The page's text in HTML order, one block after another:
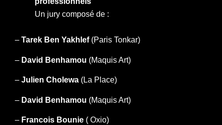
Un jury composé de :
– Tarek Ben Yakhlef(Paris Tonkar)
– David Benhamou (Maquis Art)
– Julien Cholewa (La Place)
– David Benhamou (Maquis Art)
– Francois Bounie ( Oxio)